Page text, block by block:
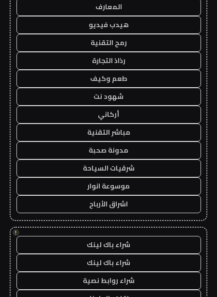
المعارف
هيدب فيديو
رمح التقنية
رذاذ التجارة
طعم وكيف
شهود نت
أركاني
مباشر التقنية
مدونة صحبة
شرقيات السياحة
موسوعة انوار
اشراق الأرباح
!
شراء باك لينك
شراء باك لينك
شراء روابط نصية